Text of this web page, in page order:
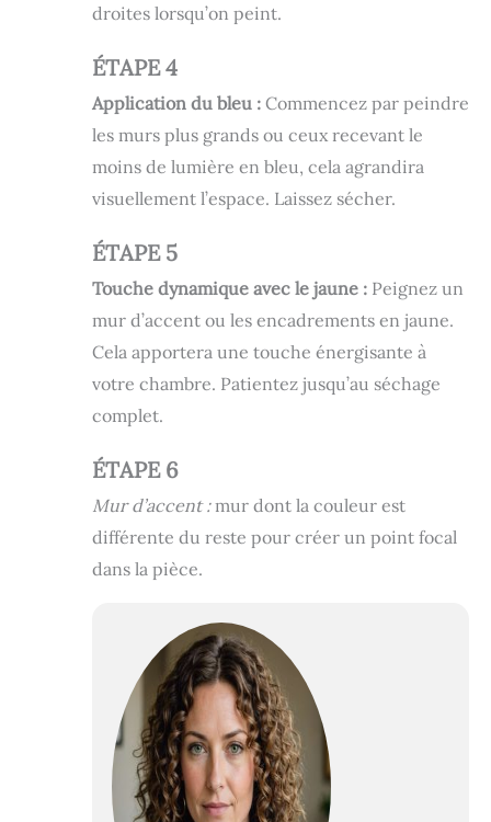
droites lorsqu’on peint.
ÉTAPE 4
Application du bleu : Commencez par peindre
les murs plus grands ou ceux recevant le
moins de lumière en bleu, cela agrandira
visuellement l’espace. Laissez sécher.
ÉTAPE 5
Touche dynamique avec le jaune : Peignez un
mur d’accent ou les encadrements en jaune.
Cela apportera une touche énergisante à
votre chambre. Patientez jusqu’au séchage
complet.
ÉTAPE 6
Mur d’accent :mur dont la couleur est
différente du reste pour créer un point focal
dans la pièce.